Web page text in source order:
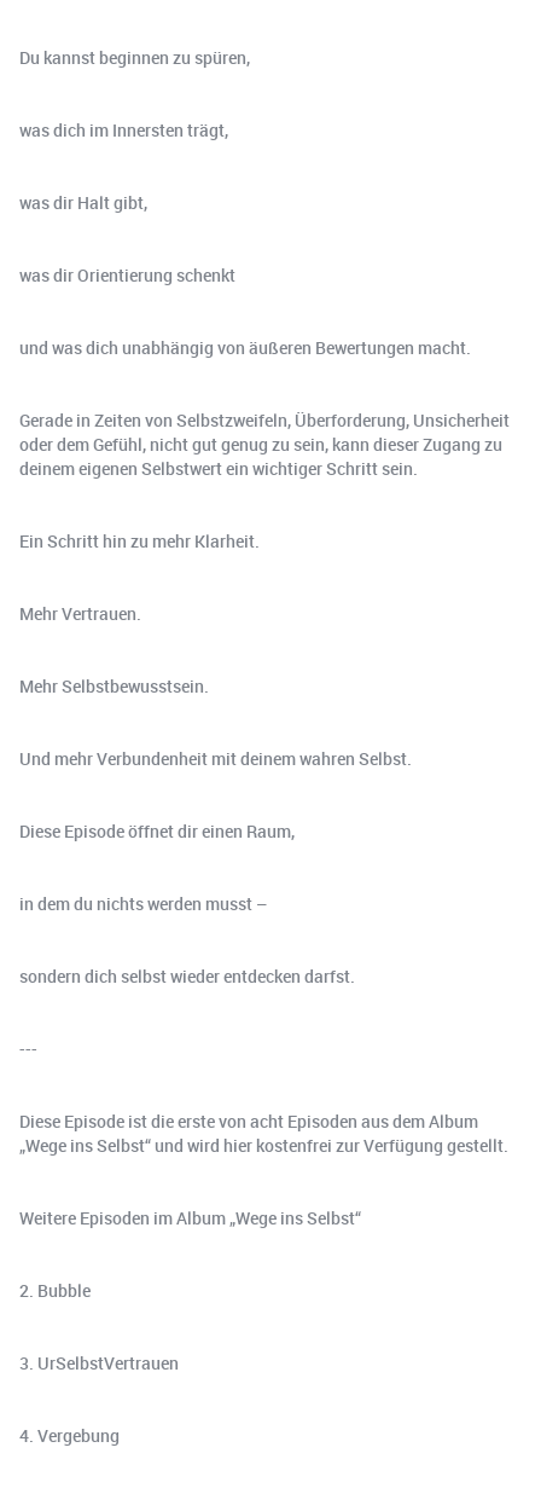
Du kannst beginnen zu spüren,
was dich im Innersten trägt,
was dir Halt gibt,
was dir Orientierung schenkt
und was dich unabhängig von äußeren Bewertungen macht.
Gerade in Zeiten von Selbstzweifeln, Überforderung, Unsicherheit
oder dem Gefühl, nicht gut genug zu sein, kann dieser Zugang zu
deinem eigenen Selbstwert ein wichtiger Schritt sein.
Ein Schritt hin zu mehr Klarheit.
Mehr Vertrauen.
Mehr Selbstbewusstsein.
Und mehr Verbundenheit mit deinem wahren Selbst.
Diese Episode öffnet dir einen Raum,
in dem du nichts werden musst –
sondern dich selbst wieder entdecken darfst.
---
Diese Episode ist die erste von acht Episoden aus dem Album
„Wege ins Selbst“ und wird hier kostenfrei zur Verfügung gestellt.
Weitere Episoden im Album „Wege ins Selbst“
2. Bubble
3. UrSelbstVertrauen
4. Vergebung